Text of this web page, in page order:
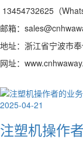
13454732625（
邮箱：
地址：浙江省宁波市
网址：
2025-04-21
注塑机操作